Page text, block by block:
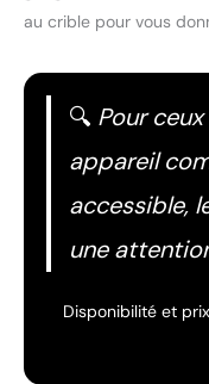
au crible pour vous
🔍 Pour
appareil
accessible,
une
Disponibilité et